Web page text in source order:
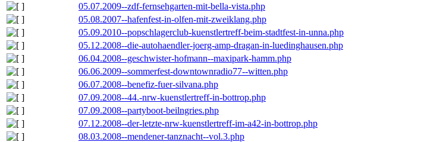
05.07.2009--zdf-fernsehgarten-mit-bella-vista.php
05.08.2007--hafenfest-in-olfen-mit-zweiklang.php
05.09.2010--popschlagerclub-kuenstlertreff-beim-stadtfest-in-unna.php
05.12.2008--die-autohaendler-joerg-amp-dragan-in-luedinghausen.php
06.04.2008--geschwister-hofmann--maxipark-hamm.php
06.06.2009--sommerfest-downtownradio77--witten.php
06.07.2008--benefiz-fuer-silvana.php
07.09.2008--44.-nrw-kuenstlertreff-in-bottrop.php
07.09.2008--partyboot-beilngries.php
07.12.2008--der-letzte-nrw-kuenstlertreff-im-a42-in-bottrop.php
08.03.2008--mendener-tanznacht--vol.3.php